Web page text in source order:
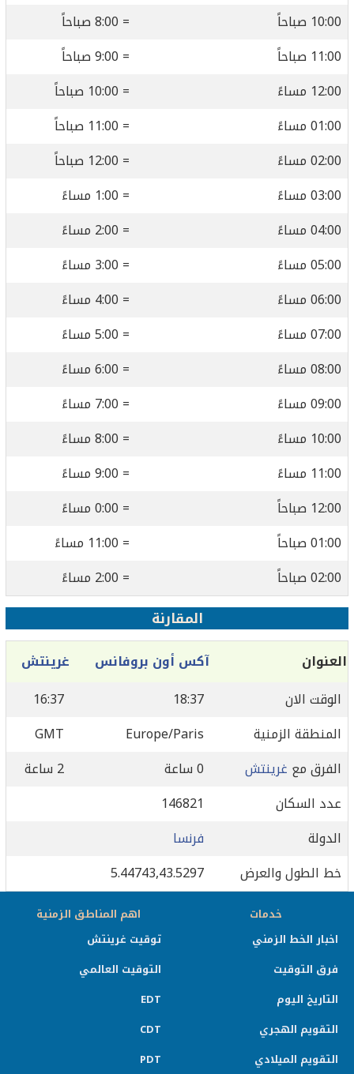
10:00 صباحاً
= 8:00 صباحاً
11:00 صباحاً
= 9:00 صباحاً
12:00 مساءً
= 10:00 صباحاً
01:00 مساءً
= 11:00 صباحاً
02:00 مساءً
= 12:00 صباحاً
03:00 مساءً
= 1:00 مساءً
04:00 مساءً
= 2:00 مساءً
05:00 مساءً
= 3:00 مساءً
06:00 مساءً
= 4:00 مساءً
07:00 مساءً
= 5:00 مساءً
08:00 مساءً
= 6:00 مساءً
09:00 مساءً
= 7:00 مساءً
10:00 مساءً
= 8:00 مساءً
11:00 مساءً
= 9:00 مساءً
12:00 صباحاً
= 0:00 مساءً
01:00 صباحاً
= 11:00 مساءً
02:00 صباحاً
= 2:00 مساءً
المقارنة
العنوان آكس أون بروفانس
غرينتش
الوقت الان
18:37
16:37
المنطقة الزمنية
Europe/Paris
GMT
الفرق مع غرينتش 0 ساعة
2 ساعة
عدد السكان
146821
الدولة
فرنسا
خط الطول والعرض
5.44743,43.5297
خدمات
اخبار الخط الزمني
فرق التوقيت
التاريخ اليوم
التقويم الهجري
التقويم الميلادي
اهم المناطق الزمنية
توقيت غرينتش
التوقيت العالمي
EDT
CDT
PDT